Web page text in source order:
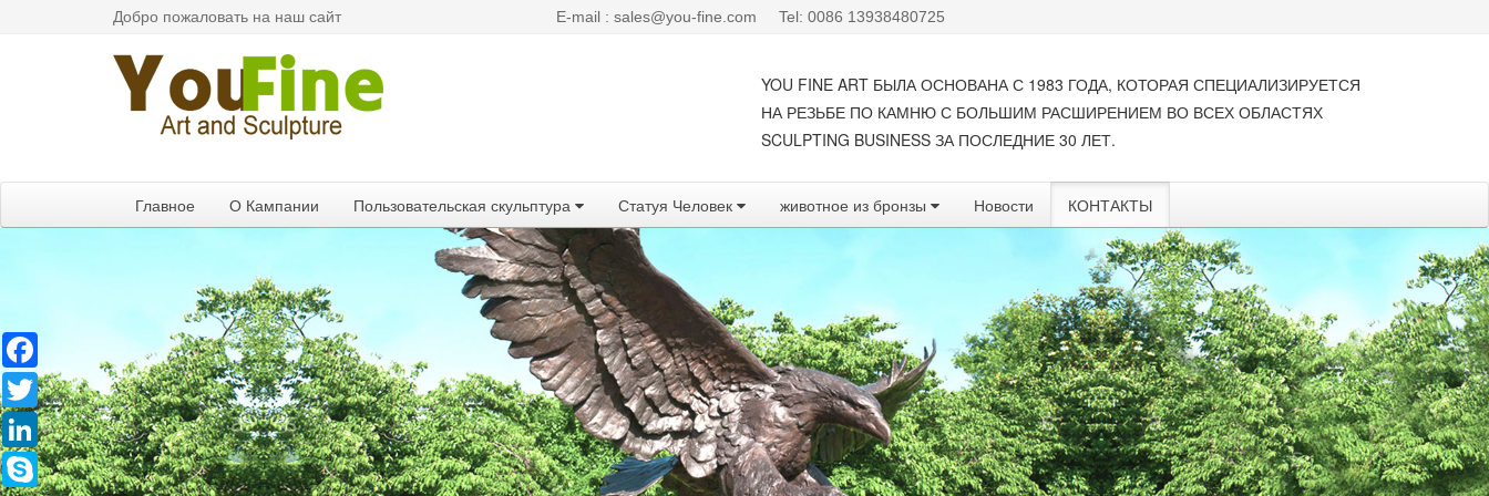
Добро пожаловать на наш сайт E-mail : sales@you-fine.com Tel: 0086 13938480725
YOU FINE ART БЫЛА ОСНОВАНА С 1983 ГОДА, КОТОРАЯ СПЕЦИАЛИЗИРУЕТСЯ
НА РЕЗЬБЕ ПО КАМНЮ С БОЛЬШИМ РАСШИРЕНИЕМ ВО ВСЕХ ОБЛАСТЯХ
SCULPTING BUSINESS ЗА ПОСЛЕДНИЕ 30 ЛЕТ.
Главное О Кампании Пользовательская скульптура Статуя Человек животное из бронзы Новости КОНТАКТЫ
Twitter
LinkedIn
Skype